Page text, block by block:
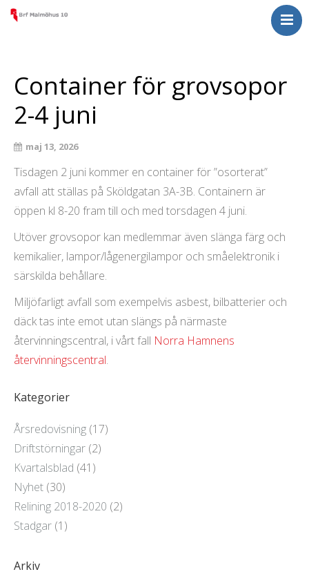
Om Malmöhus 10
Kontakta oss
Container för grovsopor
2-4 juni
maj 13, 2026
Tisdagen 2 juni kommer en container för ”osorterat”
avfall att ställas på Sköldgatan 3A-3B. Containern är
öppen kl 8-20 fram till och med torsdagen 4 juni.
Utöver grovsopor kan medlemmar även slänga färg och
kemikalier, lampor/lågenergilampor och småelektronik i
särskilda behållare.
Miljöfarligt avfall som exempelvis asbest, bilbatterier och
däck tas inte emot utan slängs på närmaste
återvinningscentral, i vårt fall Norra Hamnens
återvinningscentral.
Kategorier
Årsredovisning (17)
Driftstörningar (2)
Kvartalsblad (41)
Nyhet (30)
Relining 2018-2020 (2)
Stadgar (1)
Arkiv